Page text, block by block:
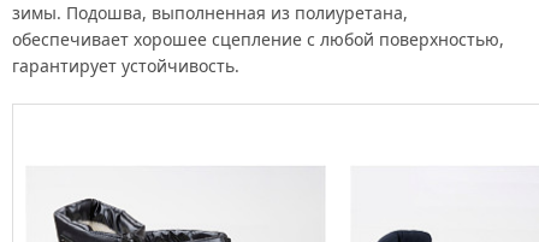
зимы. Подошва, выполненная из полиуретана,
обеспечивает хорошее сцепление с любой поверхностью,
гарантирует устойчивость.